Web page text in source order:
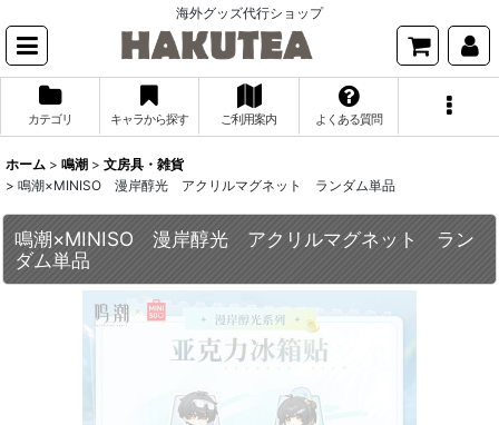
海外グッズ代行ショップ
カテゴリ キャラから探す ご利用案内 よくある質問
ホーム > 鳴潮 > 文房具・雑貨
> 鳴潮×MINISO 漫岸醇光 アクリルマグネット ランダム単品
鳴潮×MINISO 漫岸醇光 アクリルマグネット ラン
ダム単品